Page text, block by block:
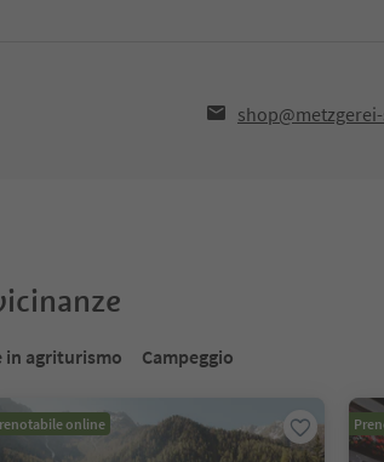
in agriturismo Campeggio
online